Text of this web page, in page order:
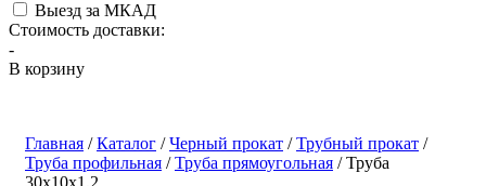
Выезд за МКАД
Стоимость доставки:
-
В корзину
Главная /Каталог /Черный прокат /Трубный прокат /
Труба профильная /Труба прямоугольная /Труба
30х10х1,2